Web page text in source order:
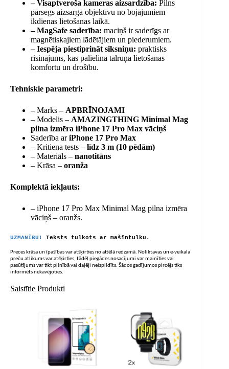
– Visaptveroša kameras aizsardzība: Pilns
pārsegs aizsargā objektīvu no bojājumiem
ikdienas lietošanas laikā.
– MagSafe saderība: maciņš ir saderīgs ar
magnētiskajiem lādētājiem un piederumiem.
– Iespēja piestiprināt siksniņu: praktisks
risinājums, kas palielina tālruņa lietošanas
komfortu un drošību.
Tehniskie parametri:
– Marks – APBRĪNOJAMI
– Modelis – AMAZINGTHING Minimal Mag
pilna izmēra iPhone 17 Pro Max vāciņš
Saderība ariPhone 17 Pro Max
– Kritiena tests – līdz 3 m (10 pēdām)
– Materiāls – nanotitāns
– Krāsa – oranža
Komplektā iekļauts:
– iPhone 17 Pro Max Minimal Mag pilna izmēra
vāciņš – oranžs.
UZMANĪBU! Teksts tulkots ar mašīntulku.
Preces krāsa un īpašības var atšķirties no attēlā redzamā. Noliktavas un e-veikala
preču atlikums var atšķirties, tādēļ piegādes nosacījumi var mainīties vai
pasūtījums var tikt pilnībā vai daļēji neizpildīts. Šādos gadījumos pircējs tiks
informēts nekavējoties.
Saistītie Produkti